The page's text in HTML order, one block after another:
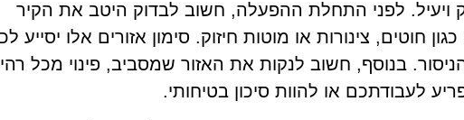
לפני התחלת ההפעלה, חשוב לבדוק היטב את הקיר
חוטים, צינורות או מוטות חיזוק. סימון אזורים אלו יסייע
בנוסף, חשוב לנקות את האזור שמסביב, פינוי מכל
לעבודתכם או להוות סיכון בטיחותי.